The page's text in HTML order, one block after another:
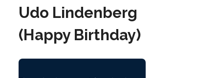
Udo Lindenberg
(Happy Birthday)